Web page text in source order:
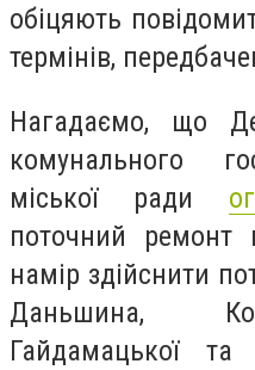
обіцяють
термінів,
Нагадаємо, що
комунального
міської ради
поточний
намір здійснити
Даньшина,
Гайдамацької